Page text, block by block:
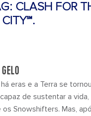
CLASH FOR
eras e a Terra se
de sustentar a
os Snowshifters. Mas,